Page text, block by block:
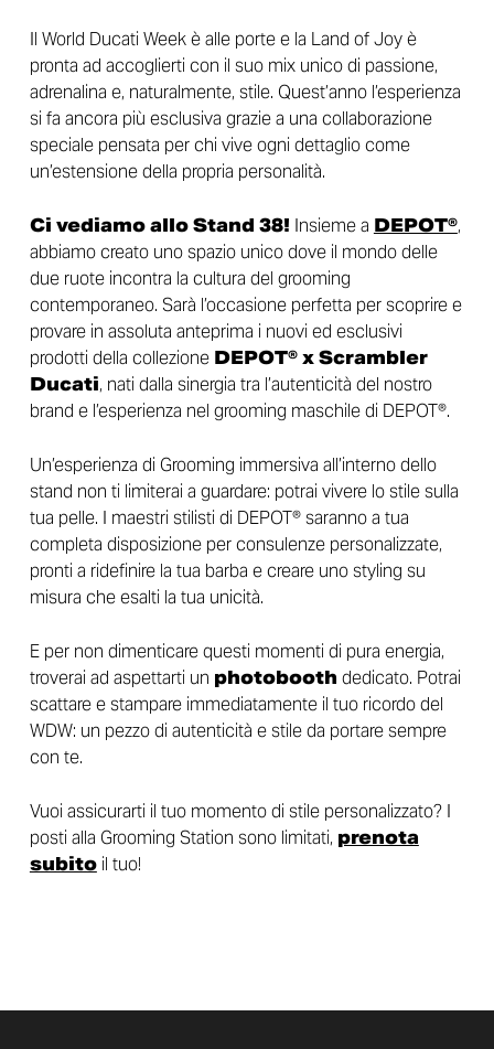
Il World Ducati Week è alle porte e la Land of Joy è
pronta ad accoglierti con il suo mix unico di passione,
adrenalina e, naturalmente, stile. Quest’anno l’esperienza
si fa ancora più esclusiva grazie a una collaborazione
speciale pensata per chi vive ogni dettaglio come
un’estensione della propria personalità.
Ci vediamo allo Stand 38! Insieme a DEPOT®,
abbiamo creato uno spazio unico dove il mondo delle
due ruote incontra la cultura del grooming
contemporaneo. Sarà l’occasione perfetta per scoprire e
provare in assoluta anteprima i nuovi ed esclusivi
prodotti della collezione DEPOT® x Scrambler
Ducati, nati dalla sinergia tra l’autenticità del nostro
brand e l’esperienza nel grooming maschile di DEPOT®.
Un’esperienza di Grooming immersiva all’interno dello
stand non ti limiterai a guardare: potrai vivere lo stile sulla
tua pelle. I maestri stilisti di DEPOT® saranno a tua
completa disposizione per consulenze personalizzate,
pronti a ridefinire la tua barba e creare uno styling su
misura che esalti la tua unicità.
E per non dimenticare questi momenti di pura energia,
troverai ad aspettarti un photobooth dedicato. Potrai
scattare e stampare immediatamente il tuo ricordo del
WDW: un pezzo di autenticità e stile da portare sempre
con te.
Vuoi assicurarti il tuo momento di stile personalizzato? I
posti alla Grooming Station sono limitati, prenota
subitoil tuo!